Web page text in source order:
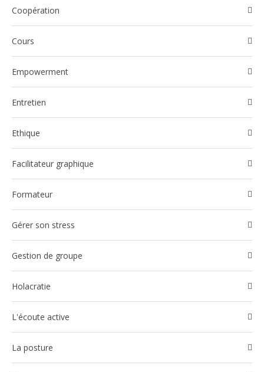
Coopération
Cours
Empowerment
Entretien
Ethique
Facilitateur graphique
Formateur
Gérer son stress
Gestion de groupe
Holacratie
l'écoute active
La posture